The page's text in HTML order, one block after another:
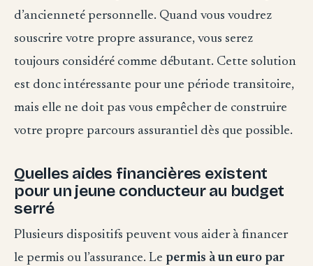
d’ancienneté personnelle. Quand vous voudrez
souscrire votre propre assurance, vous serez
toujours considéré comme débutant. Cette solution
est donc intéressante pour une période transitoire,
mais elle ne doit pas vous empêcher de construire
votre propre parcours assurantiel dès que possible.
Quelles aides financières existent
pour un jeune conducteur au budget
serré
Plusieurs dispositifs peuvent vous aider à financer
le permis ou l’assurance. Le permis à un euro par